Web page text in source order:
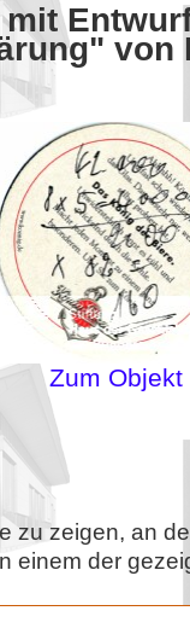
von
Zum Objekt
zu zeigen, an
einem der